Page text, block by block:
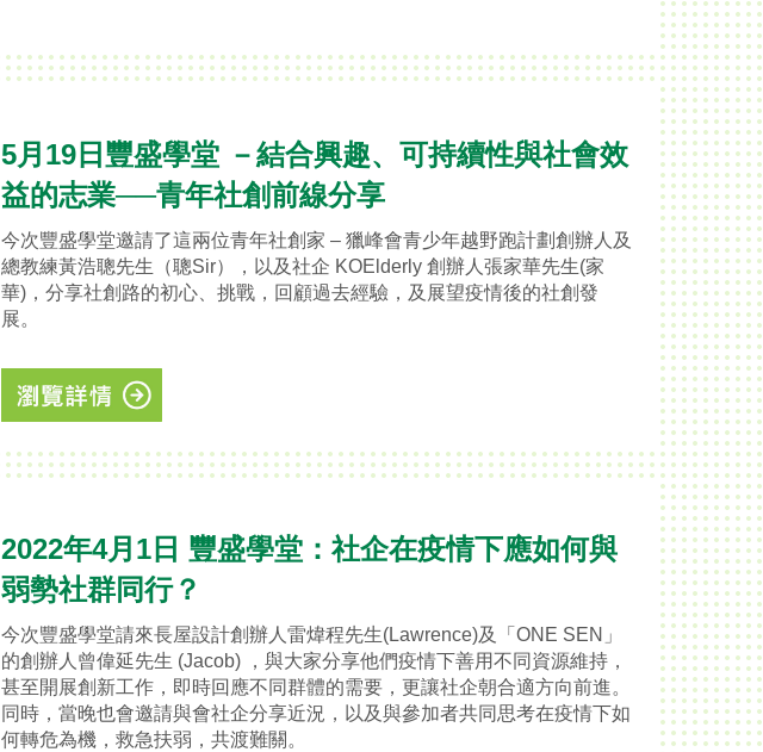
5月19日豐盛學堂 －結合興趣、可持續性與社會效
益的志業──青年社創前線分享
今次豐盛學堂邀請了這兩位青年社創家 – 獵峰會青少年越野跑計劃創辦人及
總教練黃浩聰先生（聰Sir），以及社企 KOElderly 創辦人張家華先生(家
華)，分享社創路的初心、挑戰，回顧過去經驗，及展望疫情後的社創發
展。
2022年4月1日 豐盛學堂：社企在疫情下應如何與
弱勢社群同行？
今次豐盛學堂請來長屋設計創辦人雷煒程先生(Lawrence)及「ONE SEN」
的創辦人曾偉延先生 (Jacob) ，與大家分享他們疫情下善用不同資源維持，
甚至開展創新工作，即時回應不同群體的需要，更讓社企朝合適方向前進。
同時，當晚也會邀請與會社企分享近況，以及與參加者共同思考在疫情下如
何轉危為機，救急扶弱，共渡難關。